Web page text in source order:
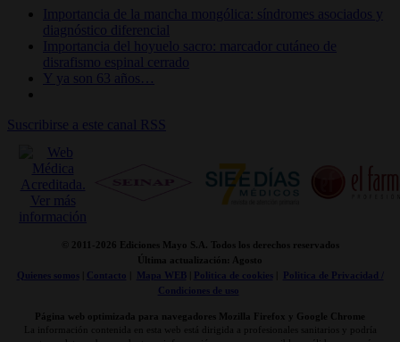
Importancia de la mancha mongólica: síndromes asociados y
diagnóstico diferencial
Importancia del hoyuelo sacro: marcador cutáneo de
disrafismo espinal cerrado
Y ya son 63 años…
Suscribirse a este canal RSS
© 2011- 2026 Ediciones Mayo S.A. Todos los derechos reservados
Última actualización: Agosto
Quienes somos| Contacto Mapa WEB| Politica de cookies|
Politica de Privacidad /
Condiciones de uso
Página web optimizada para navegadores Mozilla Firefox y Google Chrome
La información contenida en esta web está dirigida a profesionales sanitarios y podría